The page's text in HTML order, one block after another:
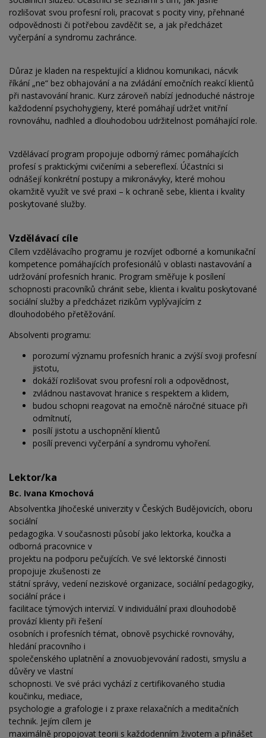
rozlišovat svou profesní roli, pracovat s pocity viny, přehnané
odpovědnosti či potřebou zavděčit se, a jak předcházet
vyčerpání a syndromu zachránce.
Důraz je kladen na respektující a klidnou komunikaci, nácvik
říkání „ne“ bez obhajování a na zvládání emočních reakcí klientů
při nastavování hranic. Kurz zároveň nabízí jednoduché nástroje
každodenní psychohygieny, které pomáhají udržet vnitřní
rovnováhu, nadhled a dlouhodobou udržitelnost pomáhající role.
Vzdělávací program propojuje odborný rámec pomáhajících
profesí s praktickými cvičeními a sebereflexí. Účastníci si
odnášejí konkrétní postupy a mikronávyky, které mohou
okamžitě využít ve své praxi – k ochraně sebe, klienta i kvality
poskytované služby.
Vzdělávací cíle
Cílem vzdělávacího programu je rozvíjet odborné a komunikační
kompetence pomáhajících profesionálů v oblasti nastavování a
udržování profesních hranic. Program směřuje k posílení
schopnosti pracovníků chránit sebe, klienta i kvalitu poskytované
sociální služby a předcházet rizikům vyplývajícím z
dlouhodobého přetěžování.
Absolventi programu:
porozumí významu profesních hranic a zvýší svoji profesní
jistotu,
dokáží rozlišovat svou profesní roli a odpovědnost,
zvládnou nastavovat hranice s respektem a klidem,
budou schopni reagovat na emočně náročné situace při
odmítnutí,
posílí jistotu a uschopnění klientů
posílí prevenci vyčerpání a syndromu vyhoření.
Lektor/ka
Bc. Ivana Kmochová
Absolventka Jihočeské univerzity v Českých Budějovicích, oboru
sociální
pedagogika. V současnosti působí jako lektorka, koučka a
odborná pracovnice v
projektu na podporu pečujících. Ve své lektorské činnosti
propojuje zkušenosti ze
státní správy, vedení neziskové organizace, sociální pedagogiky,
sociální práce i
facilitace týmových intervizí. V individuální praxi dlouhodobě
provází klienty při řešení
osobních i profesních témat, obnově psychické rovnováhy,
hledání pracovního i
společenského uplatnění a znovuobjevování radosti, smyslu a
důvěry ve vlastní
schopnosti. Ve své práci vychází z certifikovaného studia
koučinku, mediace,
psychologie a grafologie i z praxe relaxačních a meditačních
technik. Jejím cílem je
maximálně propojovat teorii s každodenním životem a přinášet